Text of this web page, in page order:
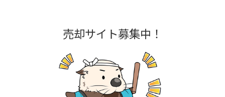
売却サイト募集中！